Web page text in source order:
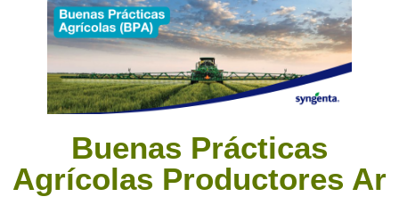
Buenas Prácticas
Agrícolas Productores Ar